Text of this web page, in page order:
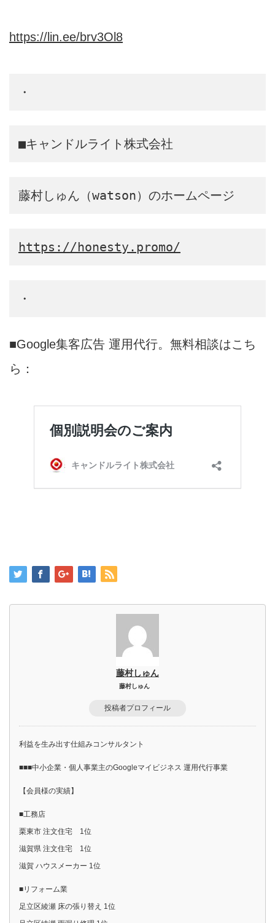
https://lin.ee/brv3Ol8
・
■キャンドルライト株式会社
藤村しゅん（watson）のホームページ
https://honesty.promo/
・
■Google集客広告 運用代行。無料相談はこち
ら：
藤村しゅん
藤村しゅん
投稿者プロフィール
利益を生み出す仕組みコンサルタント
■■■中小企業・個人事業主のGoogleマイビジネス 運用代行事業
【会員様の実績】
■工務店
栗東市 注文住宅 1位
滋賀県 注文住宅 1位
滋賀 ハウスメーカー 1位
■リフォーム業
足立区綾瀬 床の張り替え 1位